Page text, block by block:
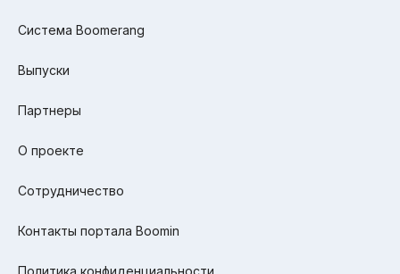
Система Boomerang
Выпуски
Партнеры
О проекте
Сотрудничество
Контакты портала Boomin
Политика конфиденциальности